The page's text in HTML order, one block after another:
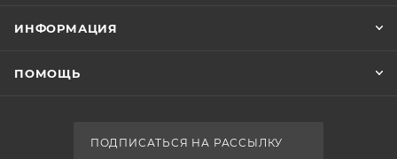
ИНФОРМАЦИЯ
ПОМОЩЬ
ПОДПИСАТЬСЯ НА РАССЫЛКУ